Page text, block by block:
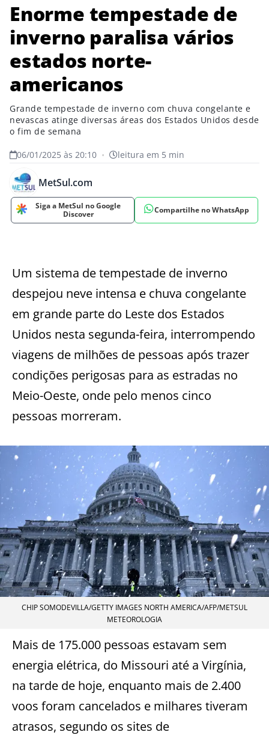
Enorme tempestade de
inverno paralisa vários
estados norte-
americanos
Grande tempestade de inverno com chuva congelante e
nevascas atinge diversas áreas dos Estados Unidos desde
o fim de semana
06/01/2025 às 20:10 • leitura em 5 min
MetSul.com
Siga a MetSul no Google
Discover
Compartilhe no WhatsApp
Um sistema de tempestade de inverno
despejou neve intensa e chuva congelante
em grande parte do Leste dos Estados
Unidos nesta segunda-feira, interrompendo
viagens de milhões de pessoas após trazer
condições perigosas para as estradas no
Meio-Oeste, onde pelo menos cinco
pessoas morreram.
CHIP SOMODEVILLA/GETTY IMAGES NORTH AMERICA/AFP/METSUL
METEOROLOGIA
Mais de 175.000 pessoas estavam sem
energia elétrica, do Missouri até a Virgínia,
na tarde de hoje, enquanto mais de 2.400
voos foram cancelados e milhares tiveram
atrasos, segundo os sites de